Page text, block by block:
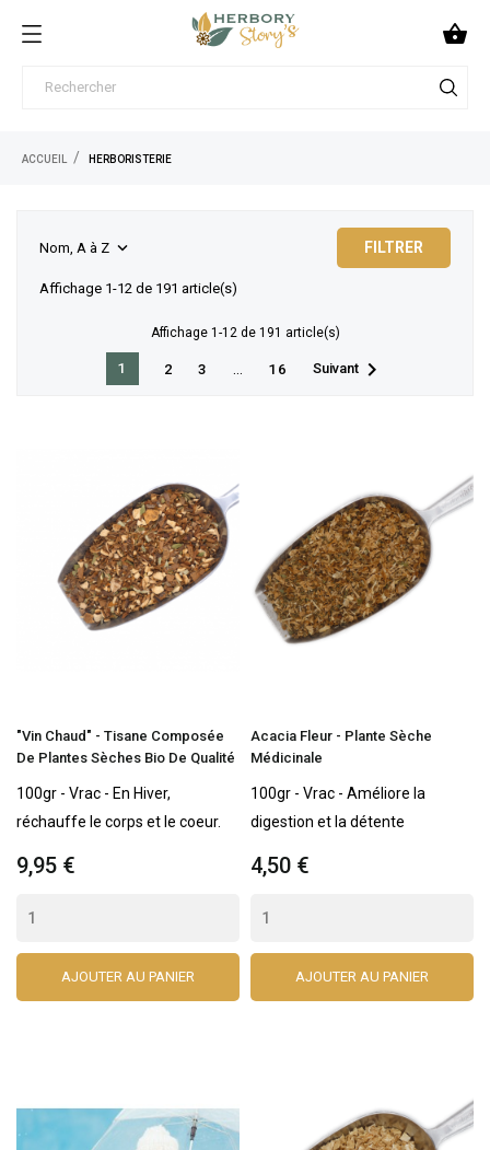

ACCUEIL HERBORISTERIE
Nom, A à Z  FILTRER
Affichage 1-12 de 191 article(s)
Affichage 1-12 de 191 article(s)
1 2 3 16 Suivant
"Vin Chaud" - Tisane Composée
De Plantes Sèches Bio De Qualité
100gr - Vrac - En Hiver,
réchauffe le corps et le coeur.
9,95 €
AJOUTER AU PANIER
Acacia Fleur - Plante Sèche
Médicinale
100gr - Vrac - Améliore la
digestion et la détente
4,50 €
AJOUTER AU PANIER